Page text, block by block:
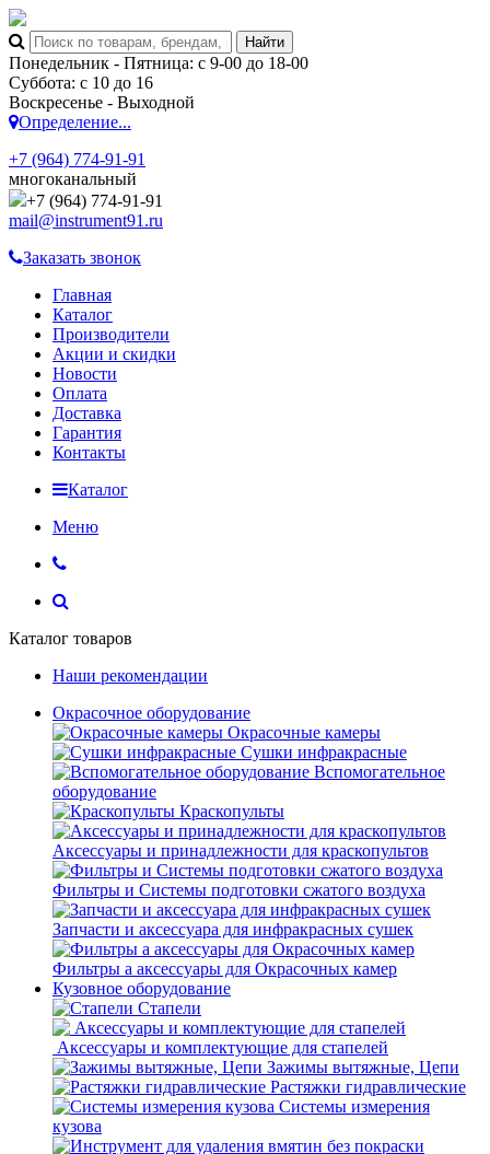
Понедельник - Пятница: с 9-00 до 18-00
Суббота: с 10 до 16
Воскресенье - Выходной
Определение...
+7 (964) 774-91-91
многоканальный
+7 (964) 774-91-91
mail@instrument91.ru
Заказать звонок
Главная
Каталог
Производители
Акции и скидки
Новости
Оплата
Доставка
Гарантия
Контакты
Каталог
Меню
Каталог товаров
Наши рекомендации
Окрасочное оборудование
Окрасочные камеры
Сушки инфракрасные
Вспомогательное
оборудование
Краскопульты
Аксессуары и принадлежности для краскопультов
Фильтры и Системы подготовки сжатого воздуха
Запчасти и аксессуара для инфракрасных сушек
Фильтры а аксессуары для Окрасочных камер
Кузовное оборудование
Стапели
Аксессуары и комплектующие для стапелей
Зажимы вытяжные, Цепи
Растяжки гидравлические
Системы измерения
кузова